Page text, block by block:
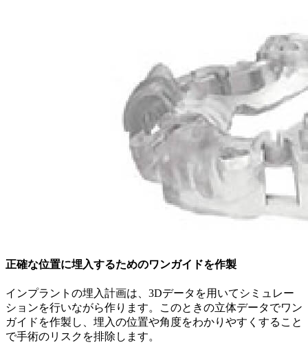
正確な位置に埋入するためのワンガイドを作製
インプラントの埋入計画は、3Dデータを用いてシミュレー
ションを行いながら作ります。このときの立体データでワン
ガイドを作製し、埋入の位置や角度をわかりやすくすること
で手術のリスクを排除します。